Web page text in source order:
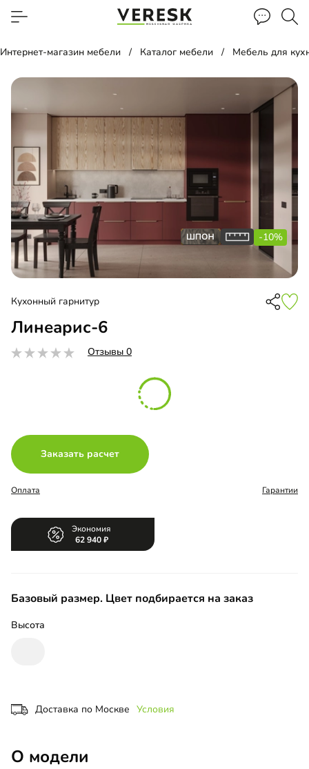
Интернет-магазин мебели Каталог мебели Мебель для
-10%
Кухонный гарнитур
Линеарис-6
Отзывы 0
Заказать расчет
Оплата Гарантии
Экономия
62 940
Базовый размер. Цвет подбирается на заказ
Высота
Доставка по Москве Условия
О модели